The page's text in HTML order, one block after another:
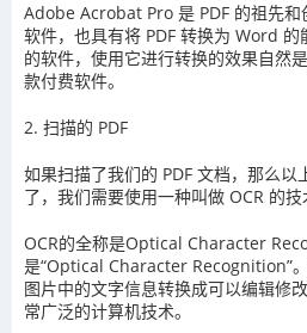
Adobe Acrobat Pro 是 PDF 的祖先
软件，也具有将 PDF 转换为 Word 的
的软件，使用它进行转换的效果自然
款付费软件。
2. 扫描的 PDF
如果扫描了我们的 PDF 文档，那么以
了，我们需要使用一种叫做 OCR 的技
OCR的全称是Optical Character
是“Optical Character Recognition”
图片中的文字信息转换成可以编辑修
常广泛的计算机技术。